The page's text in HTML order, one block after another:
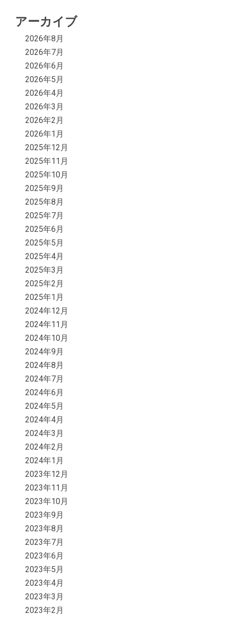
アーカイブ
2026年8月
2026年7月
2026年6月
2026年5月
2026年4月
2026年3月
2026年2月
2026年1月
2025年12月
2025年11月
2025年10月
2025年9月
2025年8月
2025年7月
2025年6月
2025年5月
2025年4月
2025年3月
2025年2月
2025年1月
2024年12月
2024年11月
2024年10月
2024年9月
2024年8月
2024年7月
2024年6月
2024年5月
2024年4月
2024年3月
2024年2月
2024年1月
2023年12月
2023年11月
2023年10月
2023年9月
2023年8月
2023年7月
2023年6月
2023年5月
2023年4月
2023年3月
2023年2月